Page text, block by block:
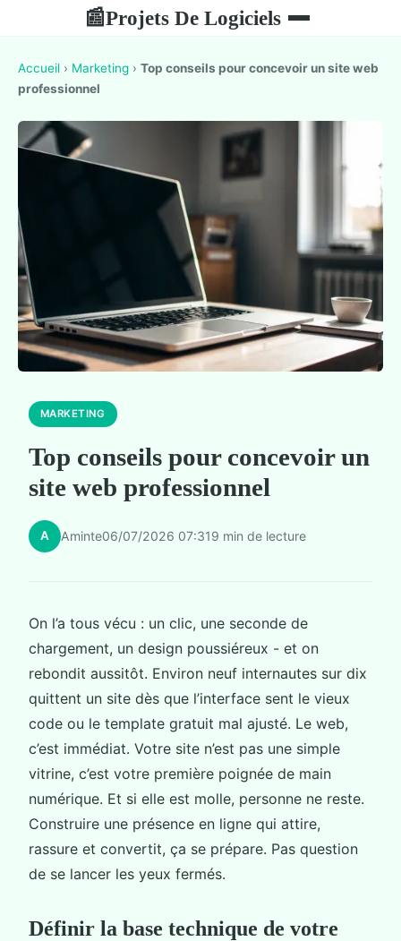
📰Projets De Logiciels
Accueil › Marketing › Top conseils pour concevoir un site web
professionnel
MARKETING
Top conseils pour concevoir un
site web professionnel
A Aminte06/07/2026 07:319 min de lecture
On l’a tous vécu : un clic, une seconde de
chargement, un design poussiéreux - et on
rebondit aussitôt. Environ neuf internautes sur dix
quittent un site dès que l’interface sent le vieux
code ou le template gratuit mal ajusté. Le web,
c’est immédiat. Votre site n’est pas une simple
vitrine, c’est votre première poignée de main
numérique. Et si elle est molle, personne ne reste.
Construire une présence en ligne qui attire,
rassure et convertit, ça se prépare. Pas question
de se lancer les yeux fermés.
Définir la base technique de votre